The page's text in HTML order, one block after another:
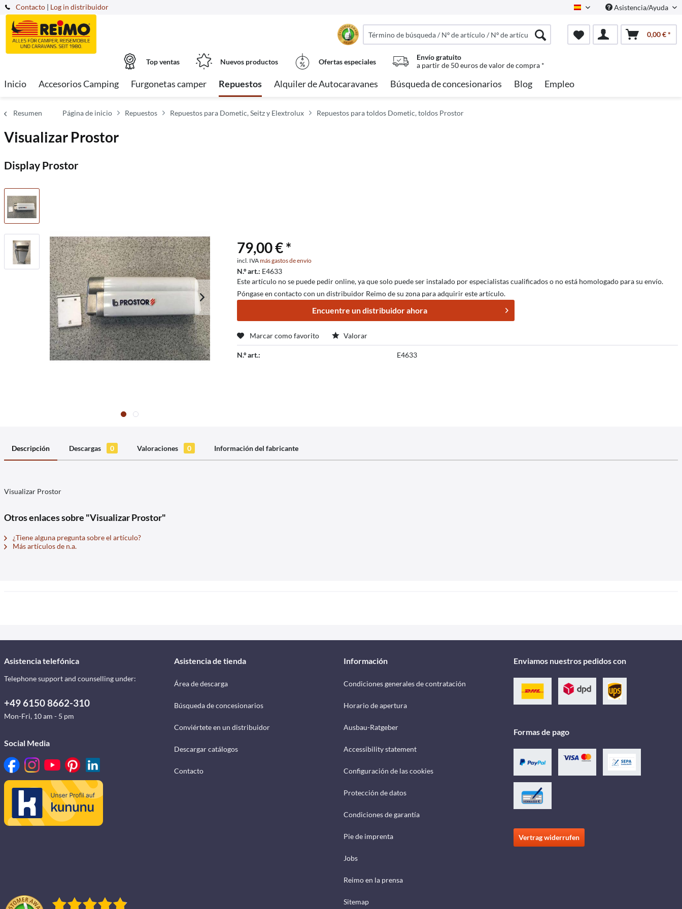
Contacto Spanisch Asistencia/Ayuda
| Log in distribuidor
0,00 € *
Top ventas Nuevos productos Ofertas especiales
Envío gratuito
a partir de 50 euros de valor de compra *
Inicio Accesorios Camping Furgonetas camper Repuestos Alquiler de Autocaravanes Búsqueda de concesionarios Blog Empleo
Resumen Página de inicio Repuestos Repuestos para Dometic, Seitz y Elextrolux Repuestos para toldos Dometic, toldos Prostor
Visualizar Prostor
Display Prostor
79,00 € *
incl. IVAmás gastos de envío
N.º art.: E4633
Este artículo no se puede pedir online, ya que solo puede ser instalado por especialistas cualificados o no está homologado para su envío.
Póngase en contacto con un distribuidor Reimo de su zona para adquirir este artículo.
Encuentre un distribuidor ahora
Marcar como favorito Valorar
N.º art.: E4633
Descripción Descargas 0 Valoraciones 0 Información del fabricante
Visualizar Prostor
Otros enlaces sobre "Visualizar Prostor"
¿Tiene alguna pregunta sobre el artículo?
Más artículos de n.a.
Asistencia telefónica
Telephone support and counselling under:
+49 6150 8662-310
Mon-Fri, 10 am - 5 pm
Social Media
Asistencia de tienda
Área de descarga
Búsqueda de concesionarios
Conviértete en un distribuidor
Descargar catálogos
Contacto
Información
Condiciones generales de contratación
Horario de apertura
Ausbau-Ratgeber
Accessibility statement
Configuración de las cookies
Protección de datos
Condiciones de garantía
Pie de imprenta
Jobs
Reimo en la prensa
Sitemap
Enviamos nuestros pedidos con
Formas de pago
Vertrag widerrufen